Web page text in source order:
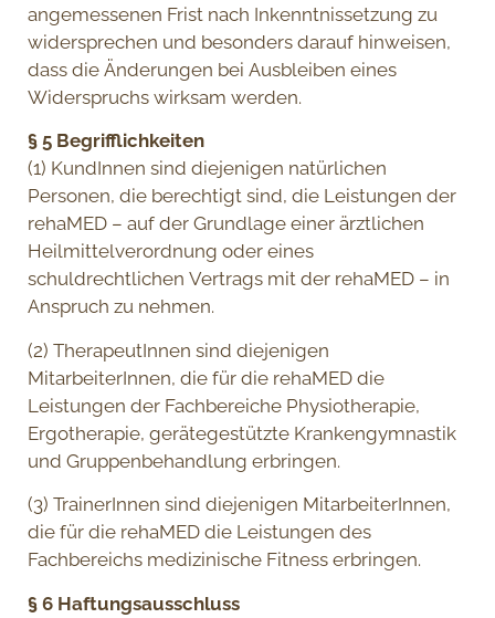
angemessenen Frist nach Inkenntnissetzung zu
widersprechen und besonders darauf hinweisen,
dass die Änderungen bei Ausbleiben eines
Widerspruchs wirksam werden.
§ 5 Begrifflichkeiten
(1) KundInnen sind diejenigen natürlichen
Personen, die berechtigt sind, die Leistungen der
rehaMED – auf der Grundlage einer ärztlichen
Heilmittelverordnung oder eines
schuldrechtlichen Vertrags mit der rehaMED – in
Anspruch zu nehmen.
(2) TherapeutInnen sind diejenigen
MitarbeiterInnen, die für die rehaMED die
Leistungen der Fachbereiche Physiotherapie,
Ergotherapie, gerätegestützte Krankengymnastik
und Gruppenbehandlung erbringen.
(3) TrainerInnen sind diejenigen MitarbeiterInnen,
die für die rehaMED die Leistungen des
Fachbereichs medizinische Fitness erbringen.
§ 6 Haftungsausschluss